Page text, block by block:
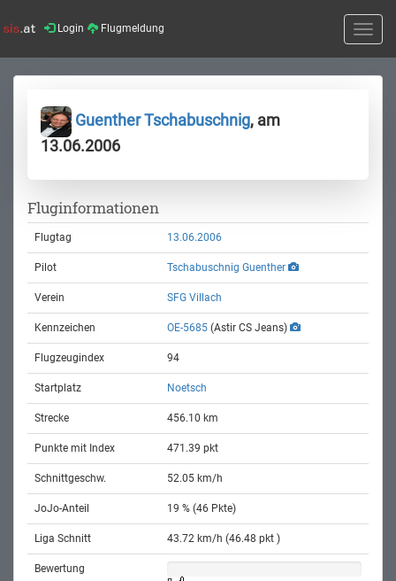
Login Flugmeldung
Toggle
Guenther Tschabuschnig, am
13.06.2006
Fluginformationen
Flugtag 13.06.2006
Pilot Tschabuschnig Guenther
Verein SFG Villach
Kennzeichen OE-5685 (Astir CS Jeans)
Flugzeugindex 94
Startplatz Noetsch
Strecke 456.10 km
Punkte mit Index 471.39 pkt
Schnittgeschw. 52.05 km/h
JoJo-Anteil 19 % (46 Pkte)
Liga Schnitt 43.72 km/h (46.48 pkt )
Bewertung